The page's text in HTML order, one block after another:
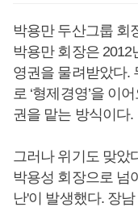
박용만 두산그룹 회
박용만 회장은
영권을 물려받았다.
로 ‘형제경영’을 이
권을 맡는 방식이다.
그러나 위기도 맞았
박용성 회장으로 넘
난'이 발생했다. 장